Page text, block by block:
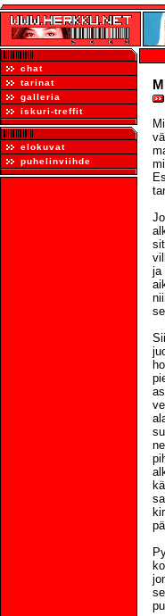
chat
tarinat
galleria
iskuri-treffit
elokuvat
puhelinviihde
ja